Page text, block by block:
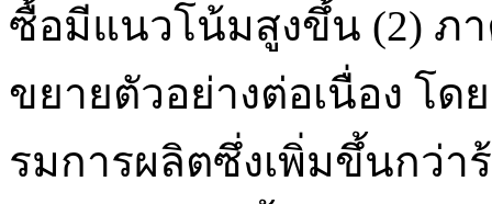
ซื้อมีแนวโน้มสูงขึ้น (2) ภ
ขยายตัวอย่างต่อเนื่อง โด
รมการผลิตซึ่งเพิ่มขึ้นกว่า